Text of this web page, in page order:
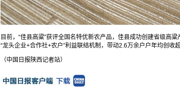
目前，“佳县高粱”获评全国名特优新农产品，佳县成功创建省级高
“龙头企业+合作社+农户”利益联结机制，带动2.6万余户户年均创收
（中国日报陕西记者站）